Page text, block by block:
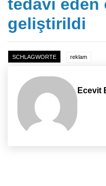
tedavi eden
geliştirildi
SCHLAGWORTE reklam
Ecevit